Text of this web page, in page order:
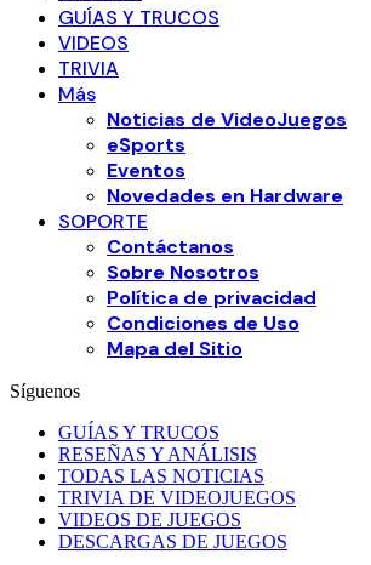
GUÍAS Y TRUCOS
VIDEOS
TRIVIA
Más
Noticias de VideoJuegos
eSports
Eventos
Novedades en Hardware
SOPORTE
Contáctanos
Sobre Nosotros
Política de privacidad
Condiciones de Uso
Mapa del Sitio
Síguenos
GUÍAS Y TRUCOS
RESEÑAS Y ANÁLISIS
TODAS LAS NOTICIAS
TRIVIA DE VIDEOJUEGOS
VIDEOS DE JUEGOS
DESCARGAS DE JUEGOS